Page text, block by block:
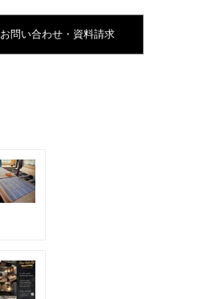
お問い合わせ・資料請求